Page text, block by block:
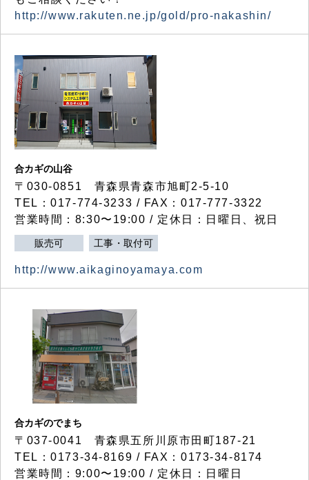
http://www.rakuten.ne.jp/gold/pro-nakashin/
合カギの山谷
〒030-0851 青森県青森市旭町2-5-10
TEL：017-774-3233 / FAX：017-777-3322
営業時間：8:30〜19:00 / 定休日：日曜日、祝日
販売可 工事・取付可
http://www.aikaginoyamaya.com
合カギのでまち
〒037-0041 青森県五所川原市田町187-21
TEL：0173-34-8169 / FAX：0173-34-8174
営業時間：9:00〜19:00 / 定休日：日曜日